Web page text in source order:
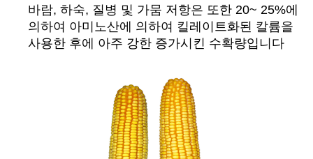
바람, 하숙, 질병 및 가뭄 저항은 또한 20~ 25%에
의하여 아미노산에 의하여 킬레이트화된 칼륨을
사용한 후에 아주 강한 증가시킨 수확량입니다